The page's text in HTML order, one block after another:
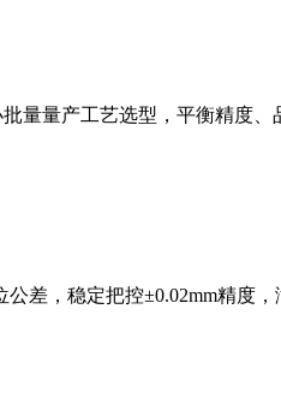
量量产工艺选型，平衡精度、
差，稳定把控±0.02mm精度